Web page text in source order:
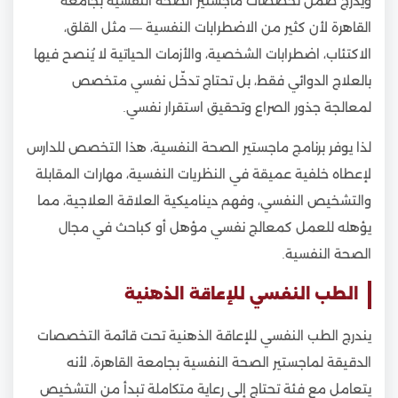
القاهرة لأن كثير من الاضطرابات النفسية — مثل القلق،
الاكتئاب، اضطرابات الشخصية، والأزمات الحياتية لا يُنصح فيها
بالعلاج الدوائي فقط، بل تحتاج تدخّل نفسي متخصص
لمعالجة جذور الصراع وتحقيق استقرار نفسي.
لذا يوفر برنامج ماجستير الصحة النفسية، هذا التخصص للدارس
لإعطاه خلفية عميقة في النظريات النفسية، مهارات المقابلة
والتشخيص النفسي، وفهم ديناميكية العلاقة العلاجية، مما
يؤهله للعمل كمعالج نفسي مؤهل أو كباحث في مجال
الصحة النفسية.
الطب النفسي للإعاقة الذهنية
يندرج الطب النفسي للإعاقة الذهنية تحت قائمة التخصصات
الدقيقة لماجستير الصحة النفسية بجامعة القاهرة، لأنه
يتعامل مع فئة تحتاج إلى رعاية متكاملة تبدأ من التشخيص